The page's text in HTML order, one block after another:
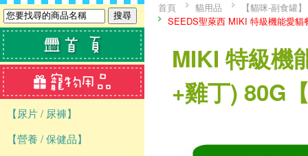
【尿片 / 尿褲】
【營養 / 保健品】
首頁 貓用品
【貓咪-副食罐】
SEEDS聖萊西 MIKI 特級機能愛貓
MIKI 特級機
+雞丁) 80G